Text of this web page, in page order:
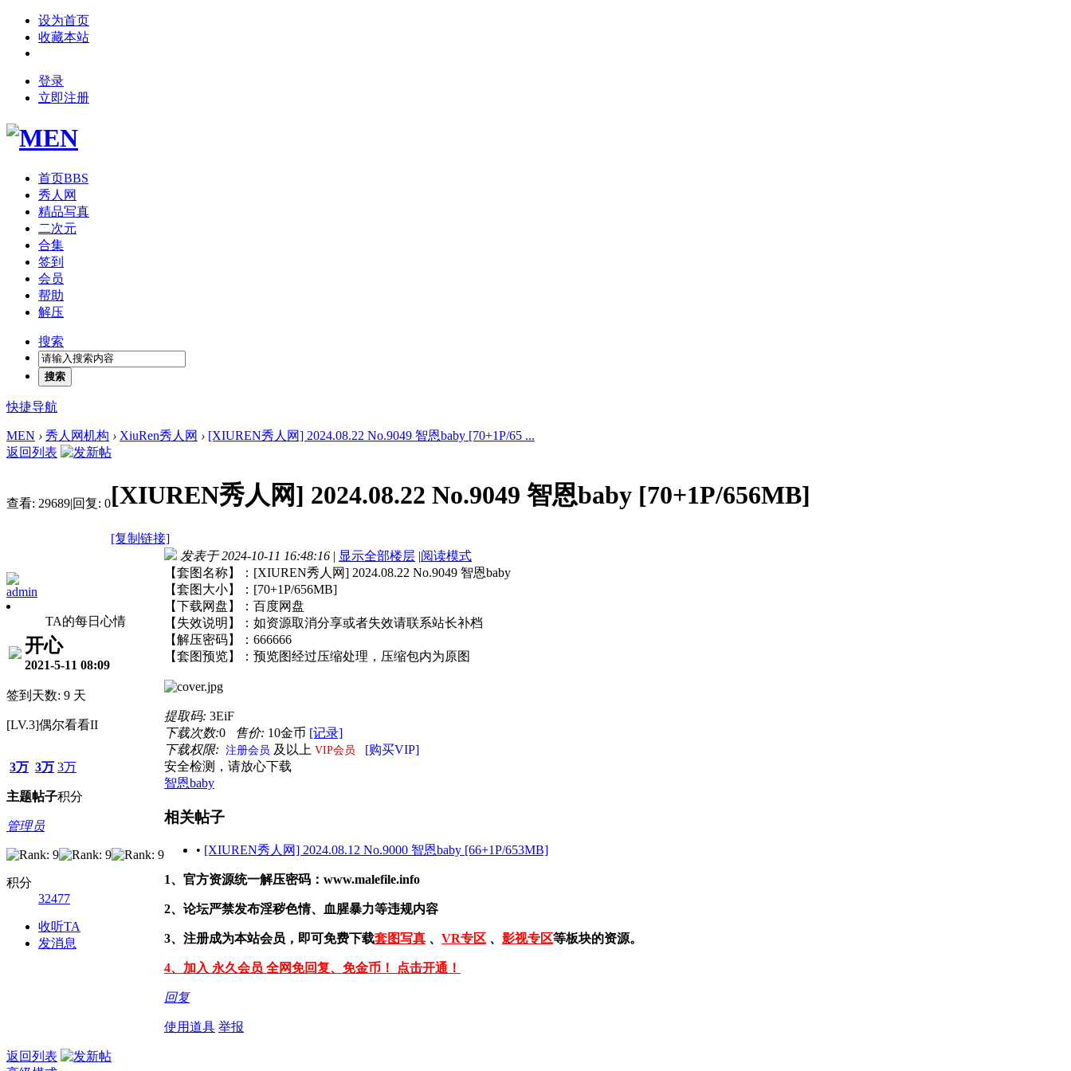
设为首页
收藏本站
登录
立即注册
首页BBS
秀人网
精品写真
二次元
合集
签到
会员
帮助
解压
搜索
搜索
快捷导航
MEN › 秀人网机构 › XiuRen秀人网 › [XIUREN秀人网] 2024.08.22 No.9049 智恩baby [70+1P/65 ...
返回列表
查看: 29689|回复: 0[XIUREN秀人网] 2024.08.22 No.9049 智恩baby [70+1P/656MB]
[复制链接]
admin
TA的每日心情
开心
2021-5-11 08:09
签到天数: 9 天
[LV.3]偶尔看看II
3万
主题
3万
帖子
3万
积分
管理员
积分
32477
收听TA
发消息
发表于 2024-10-11 16:48:16 | 显示全部楼层 |阅读模式
【套图名称】：[XIUREN秀人网] 2024.08.22 No.9049 智恩baby
【套图大小】：[70+1P/656MB]
【下载网盘】：百度网盘
【失效说明】：如资源取消分享或者失效请联系站长补档
【解压密码】：666666
【套图预览】：预览图经过压缩处理，压缩包内为原图
提取码: 3EiF
下载次数:0 售价: 10金币 [记录]
下载权限: 注册会员 及以上 VIP会员
[购买VIP]
安全检测，请放心下载
智恩baby
相关帖子
• [XIUREN秀人网] 2024.08.12 No.9000 智恩baby [66+1P/653MB]
1、官方资源统一解压密码：www.malefile.info
2、论坛严禁发布淫秽色情、血腥暴力等违规内容
3、注册成为本站会员，即可免费下载套图写真 、 VR专区 、 影视专区等板块的资源。
4、加入 永久会员 全网免回复、免金币！ 点击开通！
回复
使用道具 举报
返回列表